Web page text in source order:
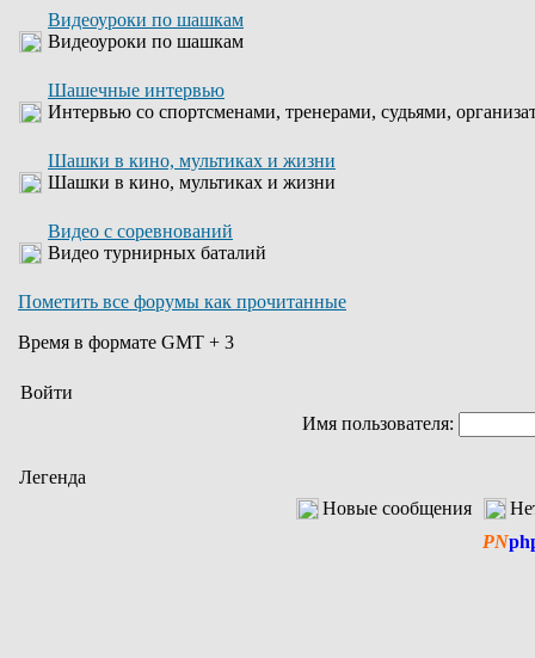
Видеоуроки по шашкам
Видеоуроки по шашкам
Шашечные интервью
Интервью со спортсменами, тренерами, судьями,
Шашки в кино, мультиках и жизни
Шашки в кино, мультиках и жизни
Видео с соревнований
Видео турнирных баталий
Пометить все форумы как прочитанные
Время в формате GMT + 3
Войти
Имя пользователя:
Легенда
Новые сообщения
PN